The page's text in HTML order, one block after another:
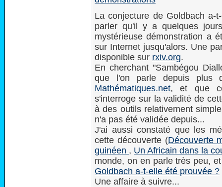
La conjecture de Goldbach a-
parler qu'il y a quelques
mystérieuse démonstration a
sur Internet jusqu'alors. Une
disponible sur rxiv.org.
En cherchant "Sambégou
que l'on parle depuis plus
Mathématiques.net, et que
s'interroge sur la validité de
à des outils relativement
n'a pas été validée depuis...
J'ai aussi constaté que les
cette découverte (Découverte
guinéen , Un Africain dans la
monde, on en parle très peu,
Goldbach a-t-elle été prouvée ?
Une affaire à suivre...